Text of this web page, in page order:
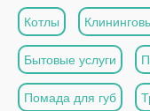
Котлы
Бытовые услуги
Помада для губ